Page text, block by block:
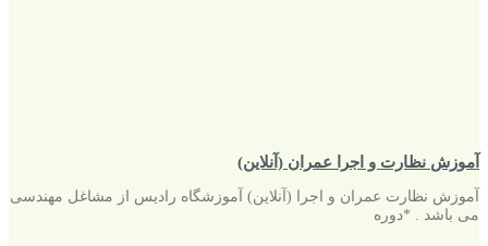
آموزش نظارت و اجرا عمران (آنلاین)
آموزش نظارت عمران و اجرا (آنلاین) آموزشگاه رادیس از مشاغل مهندسی
می باشد . *دوره